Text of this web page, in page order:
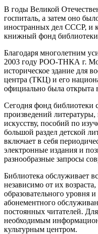
В годы Великой
госпиталь, а затем оно
иностранных дел СССР, и
книжный фонд библиотеки
Благодаря многолетним
2003 году РОО-ТНКА г.
историческое здание для
центра (ТКЦ) и его
официально была открыта
Сегодня фонд библиотеки
произведений
искусству, пособий по
большой раздел детской
включает в себя
электронные издания и
разнообразные запросы
Библиотека обслуживает
независимо от их
образовательного уровня
абонементного
постоянных читателей.
необходимым
культурным центром.